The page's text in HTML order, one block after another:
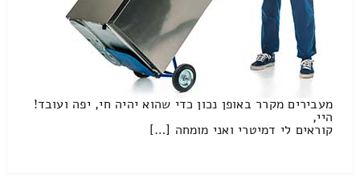
מעבירים מקרר באופן נכון כדי שהוא יהיה חי, יפה ועובד!
היי,
קוראים לי דמיטרי ואני מומחה […]